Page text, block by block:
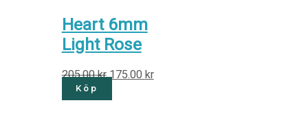
Heart 6mm
Light Rose
205.00kr 175.00 kr
Köp